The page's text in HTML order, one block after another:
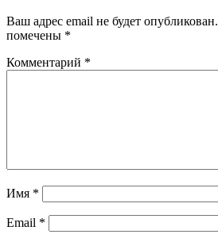
Ваш адрес email не будет опубликован.
помечены *
Комментарий *
Имя *
Email *